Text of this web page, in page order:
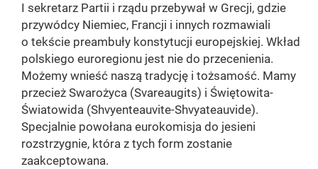
I sekretarz Partii i rządu przebywał w Grecji, gdzie
przywódcy Niemiec, Francji i innych rozmawiali
o tekście preambuły konstytucji europejskiej. Wkład
polskiego euroregionu jest nie do przecenienia.
Możemy wnieść naszą tradycję i tożsamość. Mamy
przecież Swarożyca (Svareaugits) i Świętowita-
Światowida (Shvyenteauvite-Shvyateauvide).
Specjalnie powołana eurokomisja do jesieni
rozstrzygnie, która z tych form zostanie
zaakceptowana.